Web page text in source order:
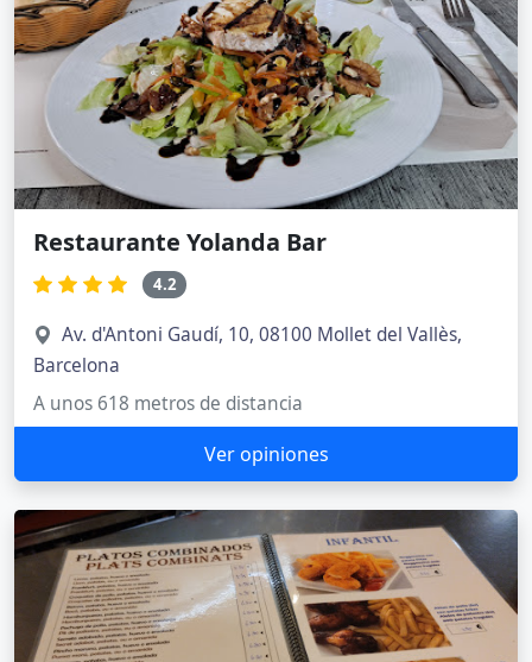
Restaurante Yolanda Bar
4.2
Av. d'Antoni Gaudí, 10, 08100 Mollet del Vallès,
Barcelona
A unos 618 metros de distancia
Ver opiniones